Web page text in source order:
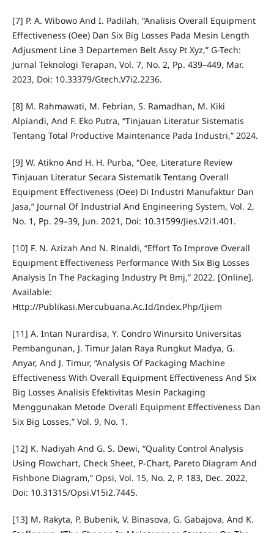
[7] P. A. Wibowo And I. Padilah, “Analisis Overall Equipment
Effectiveness (Oee) Dan Six Big Losses Pada Mesin Length
Adjusment Line 3 Departemen Belt Assy Pt Xyz,” G-Tech:
Jurnal Teknologi Terapan, Vol. 7, No. 2, Pp. 439–449, Mar.
2023, Doi: 10.33379/Gtech.V7i2.2236.
[8] M. Rahmawati, M. Febrian, S. Ramadhan, M. Kiki
Alpiandi, And F. Eko Putra, “Tinjauan Literatur Sistematis
Tentang Total Productive Maintenance Pada Industri,” 2024.
[9] W. Atikno And H. H. Purba, “Oee, Literature Review
Tinjauan Literatur Secara Sistematik Tentang Overall
Equipment Effectiveness (Oee) Di Industri Manufaktur Dan
Jasa,” Journal Of Industrial And Engineering System, Vol. 2,
No. 1, Pp. 29–39, Jun. 2021, Doi: 10.31599/Jies.V2i1.401.
[10] F. N. Azizah And N. Rinaldi, “Effort To Improve Overall
Equipment Effectiveness Performance With Six Big Losses
Analysis In The Packaging Industry Pt Bmj,” 2022. [Online].
Available:
Http://Publikasi.Mercubuana.Ac.Id/Index.Php/Ijiem
[11] A. Intan Nurardisa, Y. Condro Winursito Universitas
Pembangunan, J. Timur Jalan Raya Rungkut Madya, G.
Anyar, And J. Timur, “Analysis Of Packaging Machine
Effectiveness With Overall Equipment Effectiveness And Six
Big Losses Analisis Efektivitas Mesin Packaging
Menggunakan Metode Overall Equipment Effectiveness Dan
Six Big Losses,” Vol. 9, No. 1.
[12] K. Nadiyah And G. S. Dewi, “Quality Control Analysis
Using Flowchart, Check Sheet, P-Chart, Pareto Diagram And
Fishbone Diagram,” Opsi, Vol. 15, No. 2, P. 183, Dec. 2022,
Doi: 10.31315/Opsi.V15i2.7445.
[13] M. Rakyta, P. Bubenik, V. Binasova, G. Gabajova, And K.